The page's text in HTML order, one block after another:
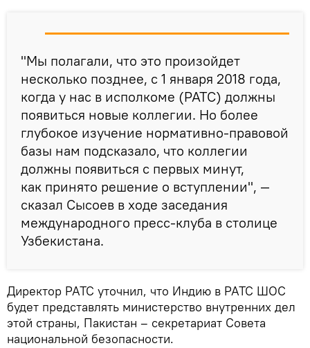
"Мы полагали, что это произойдет
несколько позднее, с 1 января 2018 года,
когда у нас в исполкоме (РАТС) должны
появиться новые коллегии. Но более
глубокое изучение нормативно-правовой
базы нам подсказало, что коллегии
должны появиться с первых минут,
как принято решение о вступлении", —
сказал Сысоев в ходе заседания
международного пресс-клуба в столице
Узбекистана.
Директор РАТС уточнил, что Индию в РАТС ШОС
будет представлять министерство внутренних дел
этой страны, Пакистан – секретариат Совета
национальной безопасности.